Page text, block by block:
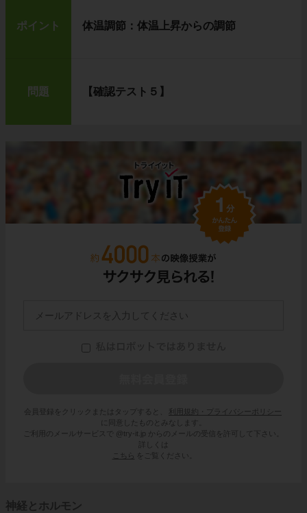
ポイント 体温調節：体温上昇からの調節
問題 【確認テスト５】
会員登録をクリックまたはタップすると、
利用規約・プライバシーポリシー
に同意したものとみなします。
ご利用のメールサービスで @try-it.jp からのメールの受信を許可して下さい。
詳しくは
こちら
をご覧ください。
神経とホルモン